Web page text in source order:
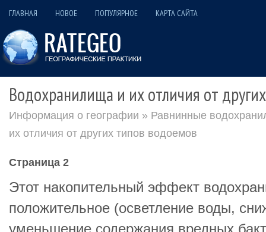
ГЛАВНАЯ НОВОЕ ПОПУЛЯРНОЕ КАРТА САЙТА
Водохранилища и их отличия от
Информация о географии » Равнинные
их отличия от других типов водоемов
Страница 2
Этот накопительный эффект
положительное (осветление воды,